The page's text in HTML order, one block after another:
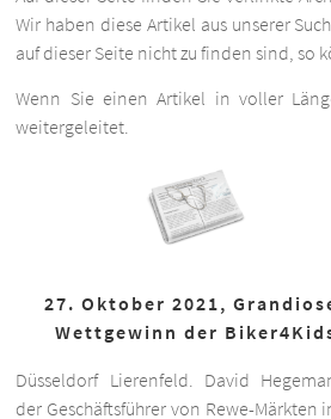
Wir haben diese Artikel aus unserer
auf dieser Seite nicht zu finden sind, so
Wenn Sie einen Artikel in voller
weitergeleitet.
27. Oktober 2021,
Wettgewinn der
Düsseldorf Lierenfeld. David
der Geschäftsführer von Rewe-Märkten